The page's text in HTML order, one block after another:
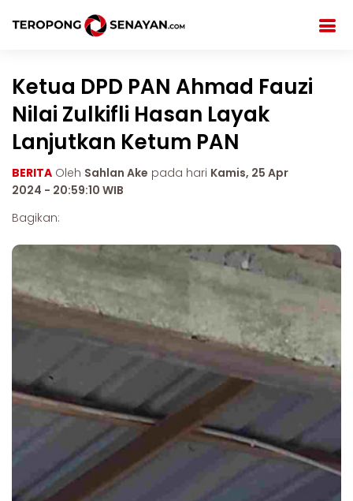
Ketua DPD PAN Ahmad Fauzi
Nilai Zulkifli Hasan Layak
Lanjutkan Ketum PAN
BERITA Oleh Sahlan Ake pada hari Kamis, 25 Apr
2024 - 20:59:10 WIB
Bagikan: